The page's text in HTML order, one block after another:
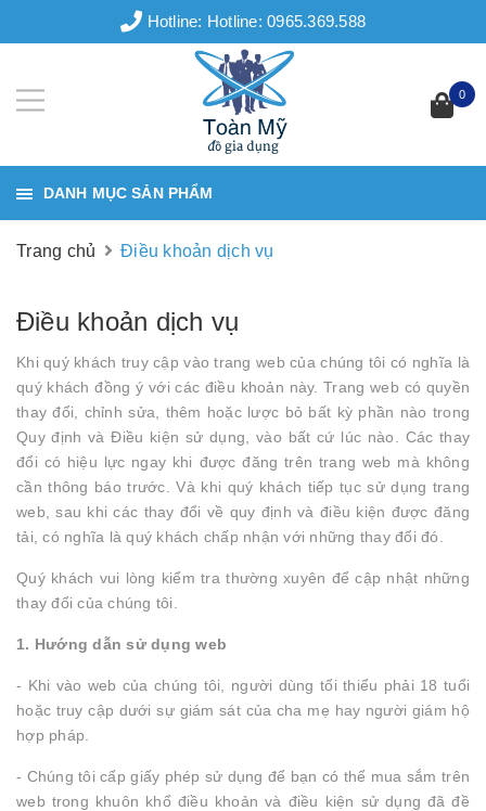
Hotline: Hotline: 0965.369.588
0
DANH MỤC SẢN PHẨM
Trang chủ Điều khoản dịch vụ
Điều khoản dịch vụ
Khi quý khách truy cập vào trang web của chúng tôi có nghĩa là
quý khách đồng ý với các điều khoản này. Trang web có quyền
thay đổi, chỉnh sửa, thêm hoặc lược bỏ bất kỳ phần nào trong
Quy định và Điều kiện sử dụng, vào bất cứ lúc nào. Các thay
đổi có hiệu lực ngay khi được đăng trên trang web mà không
cần thông báo trước. Và khi quý khách tiếp tục sử dụng trang
web, sau khi các thay đổi về quy định và điều kiện được đăng
tải, có nghĩa là quý khách chấp nhận với những thay đổi đó.
Quý khách vui lòng kiểm tra thường xuyên để cập nhật những
thay đổi của chúng tôi.
1. Hướng dẫn sử dụng web
- Khi vào web của chúng tôi, người dùng tối thiểu phải 18 tuổi
hoặc truy cập dưới sự giám sát của cha mẹ hay người giám hộ
hợp pháp.
- Chúng tôi cấp giấy phép sử dụng để bạn có thể mua sắm trên
web trong khuôn khổ điều khoản và điều kiện sử dụng đã đề